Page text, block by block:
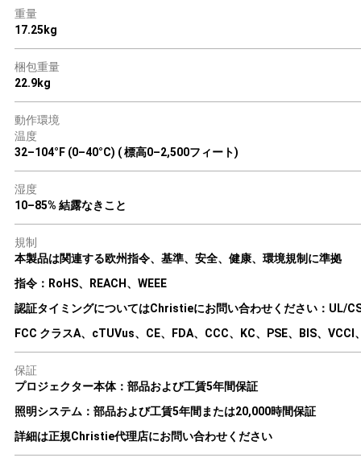
重量
17.25kg
梱包重量
22.9kg
動作環境
温度
32–104°F (0–40°C) ( 標高0–2,500フィート)
湿度
10–85% 結露なきこと
規制
本製品は関連する欧州指令、基準、安全、健康、環境規制に準拠
指令：RoHS、REACH、WEEE
認証タイミングについてはChristieにお問い合わせください：UL/
FCC クラスA、cTUVus、CE、FDA、CCC、KC、PSE、BIS、VCCI
保証
プロジェクター本体：部品および工賃5年間保証
照明システム：部品および工賃5年間または20,000時間保証
詳細は正規Christie代理店にお問い合わせください